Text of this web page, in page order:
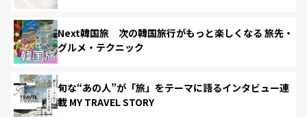
Next韓国旅 次の韓国旅行がもっと楽しくなる 旅先・
グルメ・テクニック
旬な“あの人”が「旅」をテーマに語るインタビュー連
載 MY TRAVEL STORY